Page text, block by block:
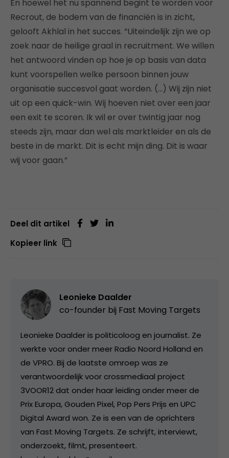
En hoewel het nu spannend begint te worden voor
Recrout, de bodem van de financiën is in zicht,
gelooft Akhlal in het succes. “Uiteindelijk zijn we op
zoek naar de heilige graal in recruitment. We willen
het antwoord vinden op hoe je op basis van data
kunt voorspellen welke persoon binnen jouw
organisatie succesvol gaat worden. (…) Wij zijn niet
uit op een quick-win. Wij hoeven niet over een jaar
een exit te scoren. Ik wil er over twintig jaar nog
steeds zijn, maar dan wel als marktleider en als de
beste in de markt. Dit is echt mijn ding. Dit is waar
wij voor gaan.”
Deel dit artikel
Kopieer link
Leonieke Daalder
co-founder bij Fast Moving Targets
Leonieke Daalder is politicoloog en journalist. Ze
werkte voor onder meer Radio Noord Holland en
de VPRO. Bij de laatste omroep was ze
verantwoordelijk voor crossmediaal project
3VOOR12 dat onder haar leiding onder meer de
Prix Europa, Gouden Pixel, Pop Pers Prijs en UPC
Digital Award won. Ze is een van de oprichters
van Fast Moving Targets. Ze schrijft, interviewt,
onderzoekt, filmt, presenteert.